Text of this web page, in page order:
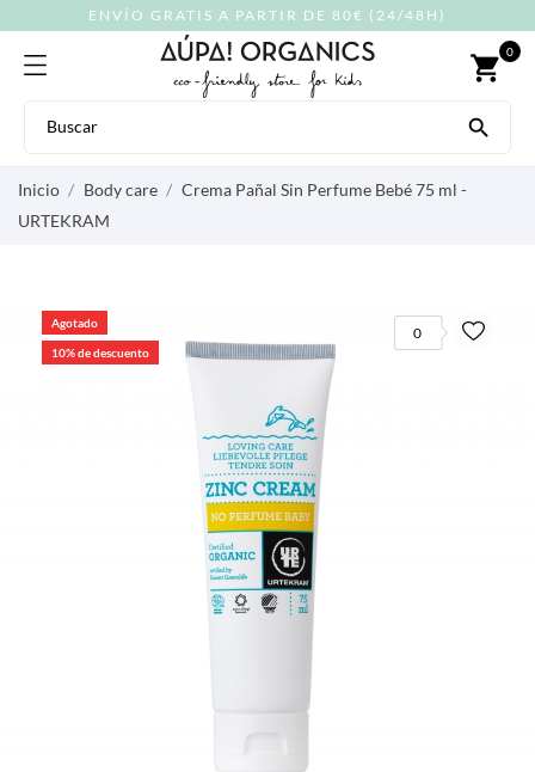
ENVÍO GRATIS A PARTIR DE 80€ (24/48H)
shopping_cart 0

Inicio Body care
Crema Pañal Sin Perfume Bebé 75 ml -
URTEKRAM
Agotado
10% de descuento
0